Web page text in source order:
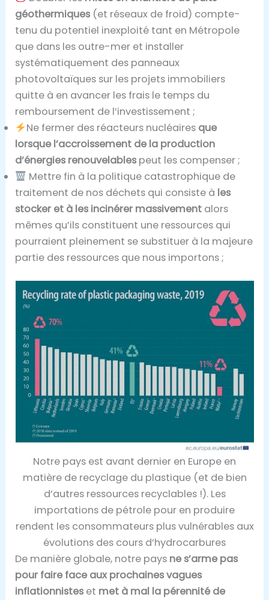
géothermiques (et réseaux de froid) compte-
tenu du potentiel inexploité tant en Métropole
que dans les outre-mer et installer
systématiquement des panneaux
photovoltaïques sur les projets immobiliers
quitte à en avancer les frais le temps du
remboursement de l’investissement ;
Ne fermer des réacteurs nucléaires que
lorsque l’accroissement de la production
d’énergies renouvelables peut les compenser ;
Mettre fin à la politique catastrophique de
traitement de nos déchets qui consiste à les
stocker et à les incinérer massivement alors
mêmes qu’ils constituent une ressources qui
pourraient pleinement se substituer à la majeure
partie des ressources que nous importons ;
Notre pays est avant dernier en Europe en
matière de recyclage du plastique (et de bien
d’autres ressources recyclables !). Les
importations de pétrole pour en produire
rendent les consommateurs plus vulnérables aux
évolutions des cours d’hydrocarbures
De manière globale, notre pays ne s’arme pas
pour faire face aux prochaines vagues
inflationnistes et met à mal la pérennité de